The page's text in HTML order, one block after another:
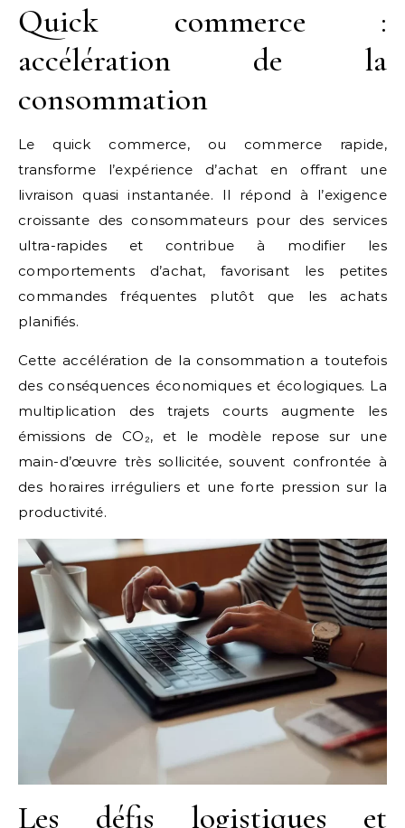
Quick commerce :
accélération de la
consommation
Le quick commerce, ou commerce rapide,
transforme l’expérience d’achat en offrant une
livraison quasi instantanée. Il répond à l’exigence
croissante des consommateurs pour des services
ultra-rapides et contribue à modifier les
comportements d’achat, favorisant les petites
commandes fréquentes plutôt que les achats
planifiés.
Cette accélération de la consommation a toutefois
des conséquences économiques et écologiques. La
multiplication des trajets courts augmente les
émissions de CO₂, et le modèle repose sur une
main-d’œuvre très sollicitée, souvent confrontée à
des horaires irréguliers et une forte pression sur la
productivité.
Les défis logistiques et